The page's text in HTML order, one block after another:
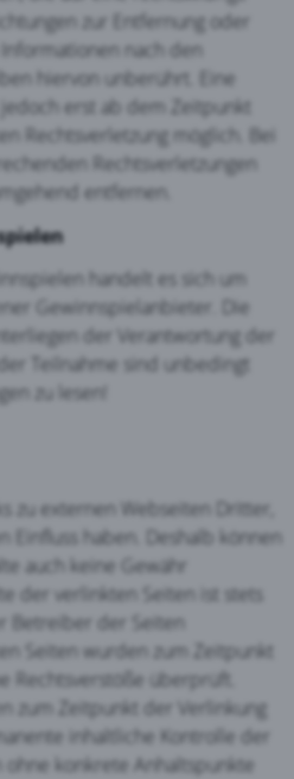
zur Entfernung oder
nach den
hiervon unberührt. Eine
jedoch erst ab dem Zeitpunkt
Rechtsverletzung möglich. Bei
Rechtsverletzungen
entfernen.
handelt es sich um
Gewinnspielanbieter. Die
der Verantwortung der
Teilnahme sind unbedingt
zu lesen!
zu externen Webseiten Dritter,
Einfluss haben. Deshalb können
auch keine Gewähr
der verlinkten Seiten ist stets
Betreiber der Seiten
Seiten wurden zum Zeitpunkt
Rechtsverstöße überprüft.
zum Zeitpunkt der Verlinkung
inhaltliche Kontrolle der
konkrete Anhaltspunkte